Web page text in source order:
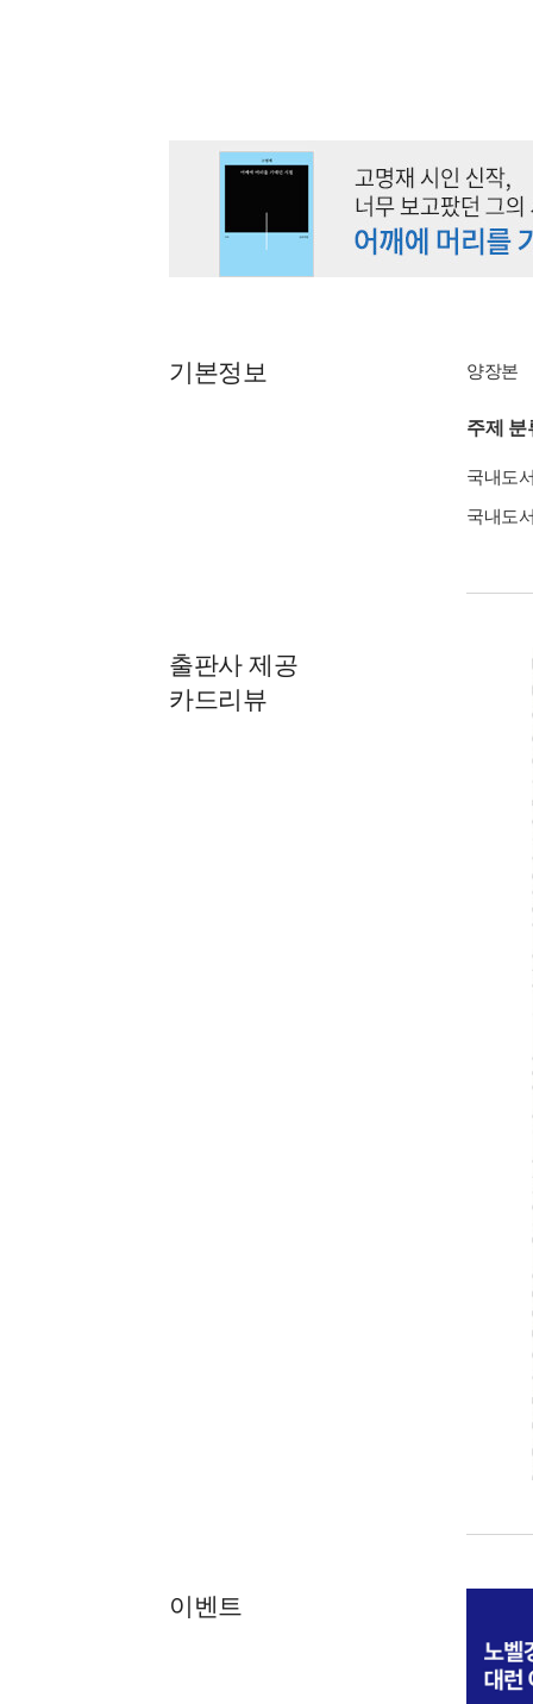
기본정보 양장본
주제 분
국내도
국내도
출판사 제공
카드리뷰
이벤트